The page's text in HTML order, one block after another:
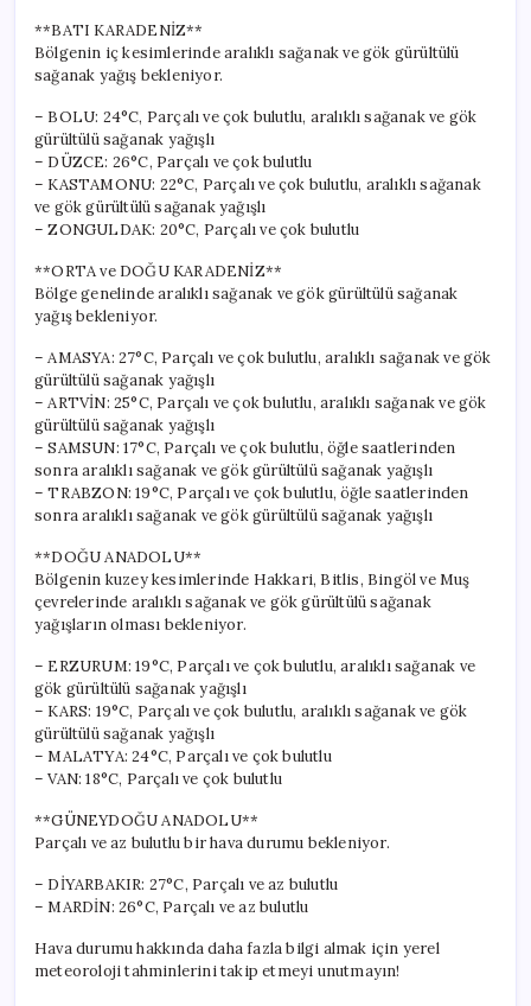
**BATI KARADENİZ**
Bölgenin iç kesimlerinde aralıklı sağanak ve gök gürültülü
sağanak yağış bekleniyor.
– BOLU: 24°C, Parçalı ve çok bulutlu, aralıklı sağanak ve gök
gürültülü sağanak yağışlı
– DÜZCE: 26°C, Parçalı ve çok bulutlu
– KASTAMONU: 22°C, Parçalı ve çok bulutlu, aralıklı sağanak
ve gök gürültülü sağanak yağışlı
– ZONGULDAK: 20°C, Parçalı ve çok bulutlu
**ORTA ve DOĞU KARADENİZ**
Bölge genelinde aralıklı sağanak ve gök gürültülü sağanak
yağış bekleniyor.
– AMASYA: 27°C, Parçalı ve çok bulutlu, aralıklı sağanak ve gök
gürültülü sağanak yağışlı
– ARTVİN: 25°C, Parçalı ve çok bulutlu, aralıklı sağanak ve gök
gürültülü sağanak yağışlı
– SAMSUN: 17°C, Parçalı ve çok bulutlu, öğle saatlerinden
sonra aralıklı sağanak ve gök gürültülü sağanak yağışlı
– TRABZON: 19°C, Parçalı ve çok bulutlu, öğle saatlerinden
sonra aralıklı sağanak ve gök gürültülü sağanak yağışlı
**DOĞU ANADOLU**
Bölgenin kuzey kesimlerinde Hakkari, Bitlis, Bingöl ve Muş
çevrelerinde aralıklı sağanak ve gök gürültülü sağanak
yağışların olması bekleniyor.
– ERZURUM: 19°C, Parçalı ve çok bulutlu, aralıklı sağanak ve
gök gürültülü sağanak yağışlı
– KARS: 19°C, Parçalı ve çok bulutlu, aralıklı sağanak ve gök
gürültülü sağanak yağışlı
– MALATYA: 24°C, Parçalı ve çok bulutlu
– VAN: 18°C, Parçalı ve çok bulutlu
**GÜNEYDOĞU ANADOLU**
Parçalı ve az bulutlu bir hava durumu bekleniyor.
– DİYARBAKIR: 27°C, Parçalı ve az bulutlu
– MARDİN: 26°C, Parçalı ve az bulutlu
Hava durumu hakkında daha fazla bilgi almak için yerel
meteoroloji tahminlerini takip etmeyi unutmayın!